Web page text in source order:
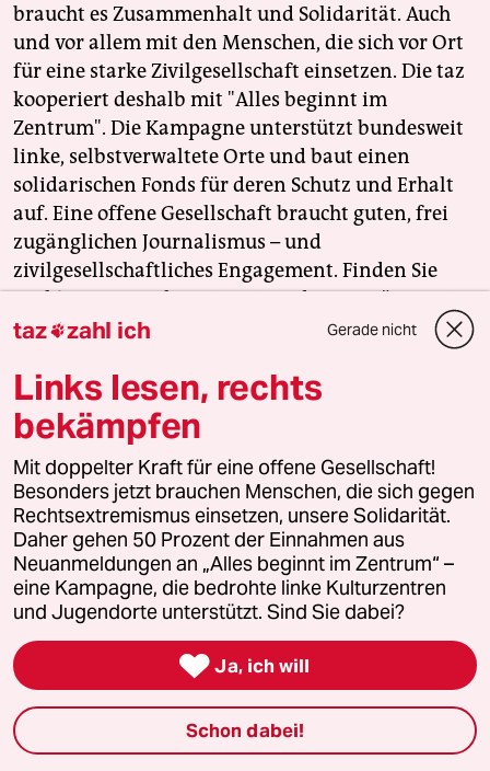
braucht es Zusammenhalt und Solidarität. Auch
und vor allem mit den Menschen, die sich vor Ort
für eine starke Zivilgesellschaft einsetzen. Die taz
kooperiert deshalb mit "Alles beginnt im
Zentrum". Die Kampagne unterstützt bundesweit
linke, selbstverwaltete Orte und baut einen
solidarischen Fonds für deren Schutz und Erhalt
auf. Eine offene Gesellschaft braucht guten, frei
zugänglichen Journalismus – und
zivilgesellschaftliches Engagement. Finden Sie
auch? Dann machen Sie mit und unterstützen Sie
unsere Aktion.
Jetzt unterstützen
Themen
#USA unter Trump #USA #China #Russland
#Atomwaffen
#Abschreckung
#Abschreckung
Feedback Kommentieren Fehlerhinweis
Diesen Artikel teilen
taz zahl ich Gerade nicht
Links lesen, rechts
bekämpfen
Mit doppelter Kraft für eine offene Gesellschaft!
Besonders jetzt brauchen Menschen, die sich gegen
Rechtsextremismus einsetzen, unsere Solidarität.
Daher gehen 50 Prozent der Einnahmen aus
Neuanmeldungen an „Alles beginnt im Zentrum“ –
eine Kampagne, die bedrohte linke Kulturzentren
und Jugendorte unterstützt. Sind Sie dabei?
 Ja, ich will
Schon dabei!